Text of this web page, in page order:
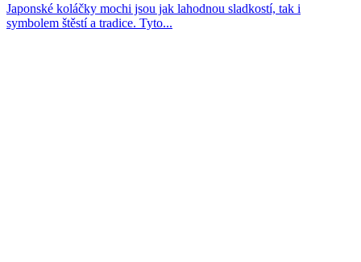
Japonské koláčky mochi jsou jak lahodnou sladkostí, tak i
symbolem štěstí a tradice. Tyto...